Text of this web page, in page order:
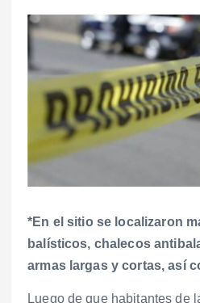
*En el sitio se localizaron
balísticos, chalecos
armas largas y cortas, así
Luego de que habitantes de